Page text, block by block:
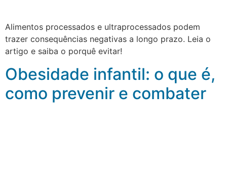
Alimentos processados e ultraprocessados podem
trazer consequências negativas a longo prazo. Leia o
artigo e saiba o porquê evitar!
Obesidade infantil: o que é,
como prevenir e combater